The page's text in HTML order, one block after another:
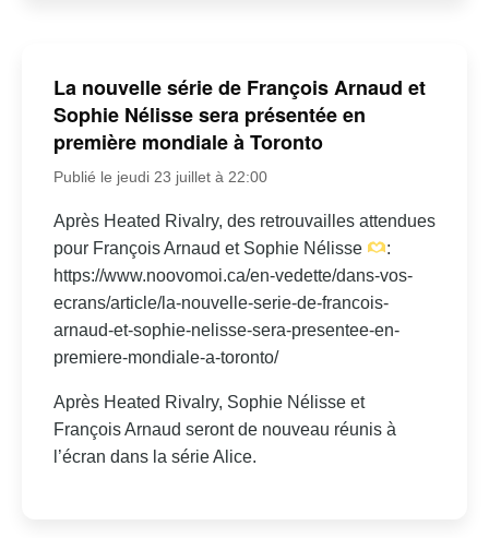
La nouvelle série de François Arnaud et
Sophie Nélisse sera présentée en
première mondiale à Toronto
Publié le jeudi 23 juillet à 22:00
Après Heated Rivalry, des retrouvailles attendues
pour François Arnaud et Sophie Nélisse
:
https://www.noovomoi.ca/en-vedette/dans-vos-
ecrans/article/la-nouvelle-serie-de-francois-
arnaud-et-sophie-nelisse-sera-presentee-en-
premiere-mondiale-a-toronto/
Après Heated Rivalry, Sophie Nélisse et
François Arnaud seront de nouveau réunis à
l’écran dans la série Alice.